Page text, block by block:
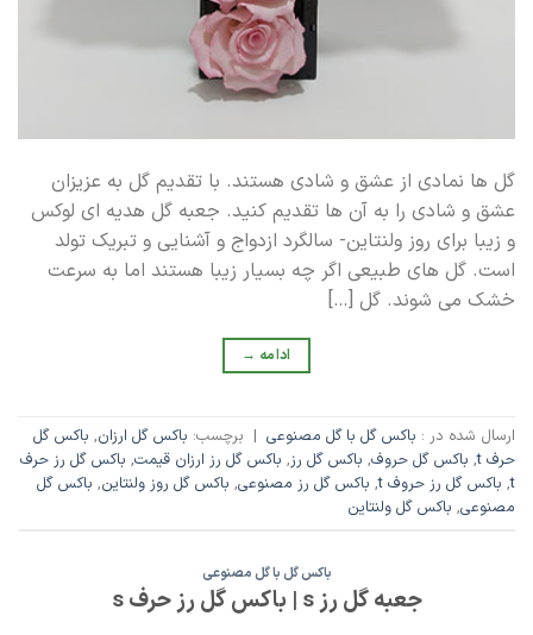
گل ها نمادی از عشق و شادی هستند. با تقدیم گل به عزیزان
عشق و شادی را به آن ها تقدیم کنید. جعبه گل هدیه ای لوکس
و زیبا برای روز ولنتاین- سالگرد ازدواج و آشنایی و تبریک تولد
است. گل های طبیعی اگر چه بسیار زیبا هستند اما به سرعت
خشک می شوند. گل […]
ادامه →
ارسال شده در : باکس گل با گل مصنوعی | برچسب: باکس گل ارزان, باکس گل
حرف t , باکس گل حروف, باکس گل رز, باکس گل رز ارزان قیمت, باکس گل رز حرف
t
, باکس گل رز حروف t , باکس گل رز مصنوعی, باکس گل روز ولنتاین, باکس گل
مصنوعی, باکس گل ولنتاین
باکس گل با گل مصنوعی
جعبه گل رز s | باکس گل رز حرف s